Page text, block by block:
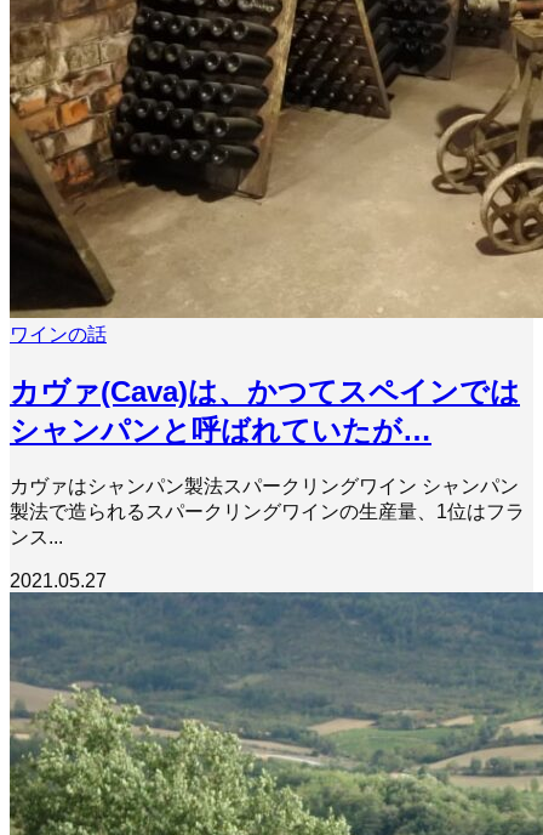
ワインの話
カヴァ(Cava)は、かつてスペインでは
シャンパンと呼ばれていたが…
カヴァはシャンパン製法スパークリングワイン シャンパン
製法で造られるスパークリングワインの生産量、1位はフラ
ンス...
2021.05.27